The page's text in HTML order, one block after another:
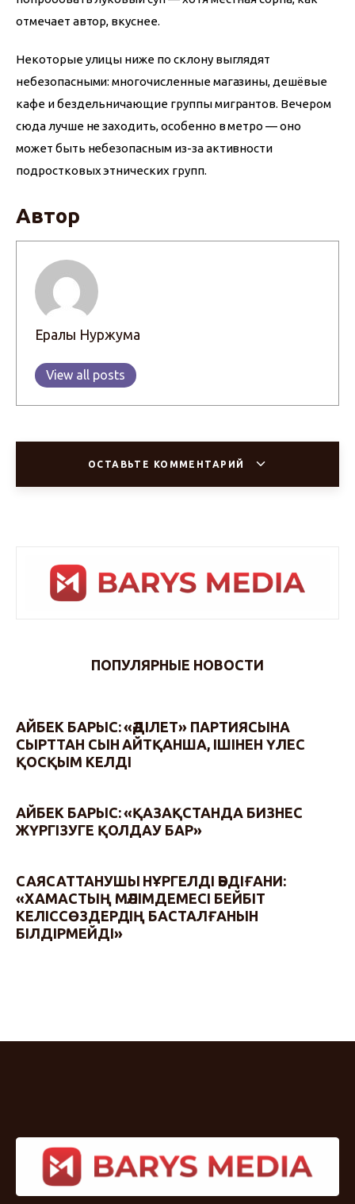
отмечает автор, вкуснее.
Некоторые улицы ниже по склону выглядят
небезопасными: многочисленные магазины, дешёвые
кафе и бездельничающие группы мигрантов. Вечером
сюда лучше не заходить, особенно в метро — оно
может быть небезопасным из-за активности
подростковых этнических групп.
Автор
Ералы Нуржума
View all posts
ОСТАВЬТЕ КОММЕНТАРИЙ
ПОПУЛЯРНЫЕ НОВОСТИ
АЙБЕК БАРЫС: «ӘДІЛЕТ» ПАРТИЯСЫНА
СЫРТТАН СЫН АЙТҚАНША, ІШІНЕН ҮЛЕС
ҚОСҚЫМ КЕЛДІ
АЙБЕК БАРЫС: «ҚАЗАҚСТАНДА БИЗНЕС
ЖҮРГІЗУГЕ ҚОЛДАУ БАР»
САЯСАТТАНУШЫ НҰРГЕЛДІ ӘБДІҒАНИ:
«ХАМАСТЫҢ МӘЛІМДЕМЕСІ БЕЙБІТ
КЕЛІССӨЗДЕРДІҢ БАСТАЛҒАНЫН
БІЛДІРМЕЙДІ»